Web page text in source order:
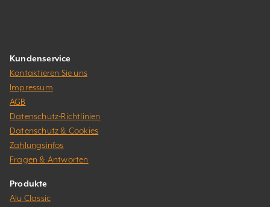
Kundenservice
Kontaktieren Sie uns
Impressum
AGB
Datenschutz-Richtlinien
Datenschutz & Cookies
Zahlungsinfos
Fragen & Antworten
Produkte
Alu Classic